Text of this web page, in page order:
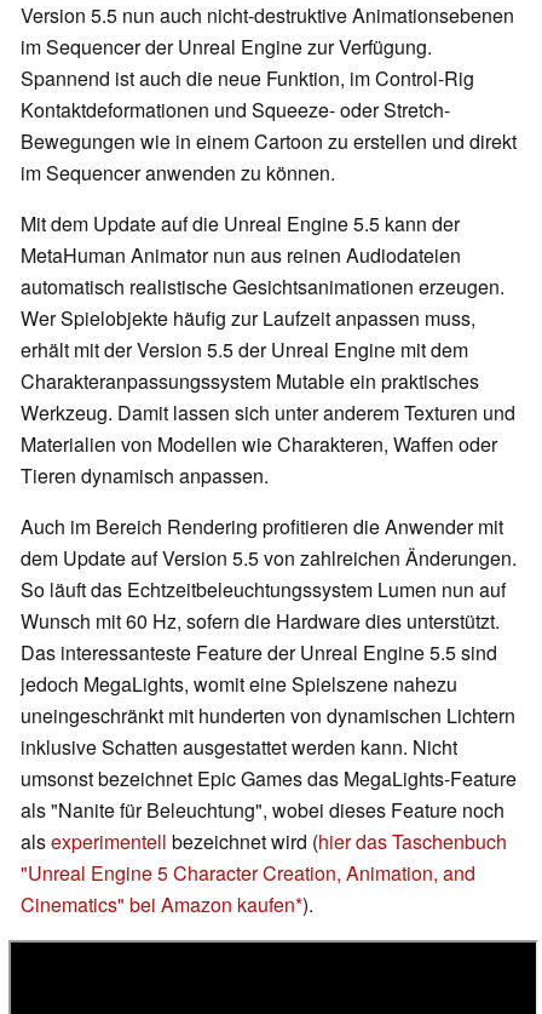
Version 5.5 nun auch nicht-destruktive Animationsebenen
im Sequencer der Unreal Engine zur Verfügung.
Spannend ist auch die neue Funktion, im Control-Rig
Kontaktdeformationen und Squeeze- oder Stretch-
Bewegungen wie in einem Cartoon zu erstellen und direkt
im Sequencer anwenden zu können.
Mit dem Update auf die Unreal Engine 5.5 kann der
MetaHuman Animator nun aus reinen Audiodateien
automatisch realistische Gesichtsanimationen erzeugen.
Wer Spielobjekte häufig zur Laufzeit anpassen muss,
erhält mit der Version 5.5 der Unreal Engine mit dem
Charakteranpassungssystem Mutable ein praktisches
Werkzeug. Damit lassen sich unter anderem Texturen und
Materialien von Modellen wie Charakteren, Waffen oder
Tieren dynamisch anpassen.
Auch im Bereich Rendering profitieren die Anwender mit
dem Update auf Version 5.5 von zahlreichen Änderungen.
So läuft das Echtzeitbeleuchtungssystem Lumen nun auf
Wunsch mit 60 Hz, sofern die Hardware dies unterstützt.
Das interessanteste Feature der Unreal Engine 5.5 sind
jedoch MegaLights, womit eine Spielszene nahezu
uneingeschränkt mit hunderten von dynamischen Lichtern
inklusive Schatten ausgestattet werden kann. Nicht
umsonst bezeichnet Epic Games das MegaLights-Feature
als "Nanite für Beleuchtung", wobei dieses Feature noch
alsexperimentell bezeichnet wird (hier das Taschenbuch
"Unreal Engine 5 Character Creation, Animation, and
Cinematics" bei Amazon kaufen ).